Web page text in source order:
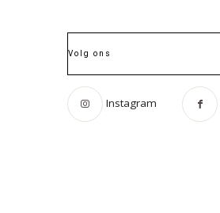
Volg ons
Instagram